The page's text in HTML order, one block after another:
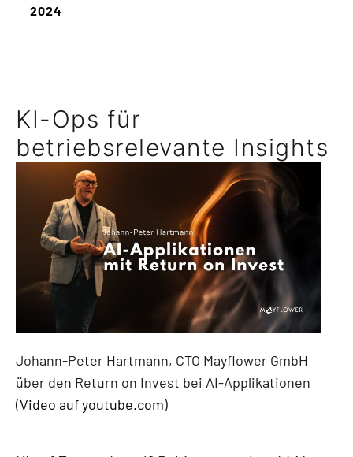
2024
KI-Ops für
betriebsrelevante Insights
Johann-Peter Hartmann, CTO Mayflower GmbH
über den Return on Invest bei AI-Applikationen
(Video auf youtube.com)